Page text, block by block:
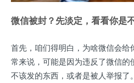
微信被封？先淡定，看看你是
首先，咱们得明白，为啥微信会给
常来说，可能是因为违反了微信的
不该发的东西，或者是被人举报了